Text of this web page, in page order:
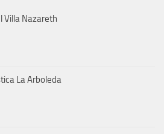
Villa Nazareth
La Arboleda